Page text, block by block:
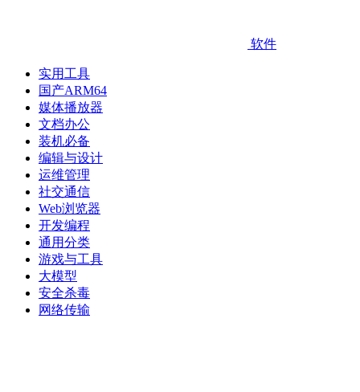
软件
实用工具
国产ARM64
媒体播放器
文档办公
装机必备
编辑与设计
运维管理
社交通信
Web浏览器
开发编程
通用分类
游戏与工具
大模型
安全杀毒
网络传输